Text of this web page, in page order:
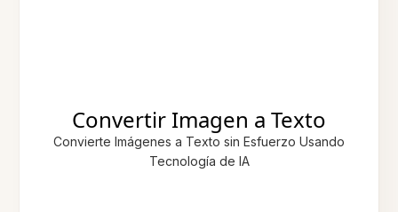
Convertir Imagen a Texto
Convierte Imágenes a Texto sin Esfuerzo Usando
Tecnología de IA